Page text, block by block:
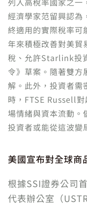
經濟學家范留興認為
終適用的實際稅率可
年來積極改善對美貿
稅、允許Starlink投
令》草案。隨著雙方
解。此外，投資者需
時，FTSE Russell
場情緒與資本流動。
投資者或能從這波變
美國宣布對全球商
根據SSI證券公司
代表辦公室（